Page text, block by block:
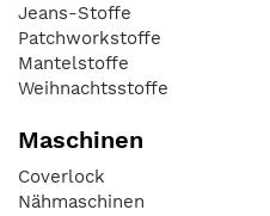
Jeans-Stoffe
Patchworkstoffe
Mantelstoffe
Weihnachtsstoffe
Maschinen
Coverlock
Nähmaschinen